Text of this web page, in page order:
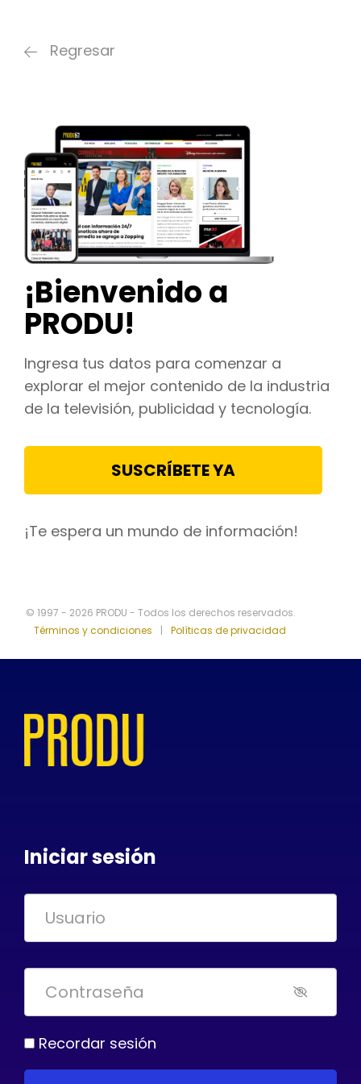
Regresar
¡Bienvenido a
PRODU!
Ingresa tus datos para comenzar a
explorar el mejor contenido de la industria
de la televisión, publicidad y tecnología.
SUSCRÍBETE YA
¡Te espera un mundo de información!
© 1997 - 2026 PRODU - Todos los derechos reservados.
Términos y condiciones
| Políticas de privacidad
Iniciar sesión
Recordar sesión